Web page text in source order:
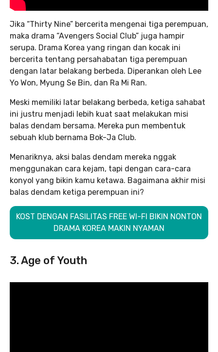
Jika “Thirty Nine” bercerita mengenai tiga perempuan,
maka drama “Avengers Social Club” juga hampir
serupa. Drama Korea yang ringan dan kocak ini
bercerita tentang persahabatan tiga perempuan
dengan latar belakang berbeda. Diperankan oleh Lee
Yo Won, Myung Se Bin, dan Ra Mi Ran.
Meski memiliki latar belakang berbeda, ketiga sahabat
ini justru menjadi lebih kuat saat melakukan misi
balas dendam bersama. Mereka pun membentuk
sebuah klub bernama Bok-Ja Club.
Menariknya, aksi balas dendam mereka nggak
menggunakan cara kejam, tapi dengan cara-cara
konyol yang bikin kamu ketawa. Bagaimana akhir misi
balas dendam ketiga perempuan ini?
KOST DENGAN FASILITAS FREE WI-FI BIKIN NONTON
DRAMA KOREA MAKIN NYAMAN
3. Age of Youth